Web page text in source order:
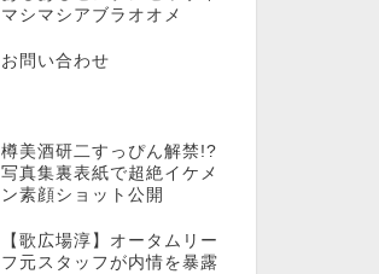
マシマシアブラオオメ
お問い合わせ
樽美酒研二すっぴん解禁!?
写真集裏表紙で超絶イケメ
ン素顔ショット公開
【歌広場淳】オータムリー
フ元スタッフが内情を暴露